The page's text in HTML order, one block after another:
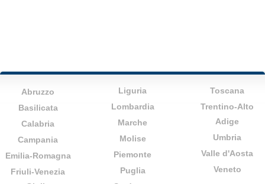
Abruzzo
Basilicata
Calabria
Campania
Emilia-Romagna
Friuli-Venezia
Liguria
Lombardia
Marche
Molise
Piemonte
Puglia
Toscana
Trentino-Alto
Adige
Umbria
Valle d'Aosta
Veneto